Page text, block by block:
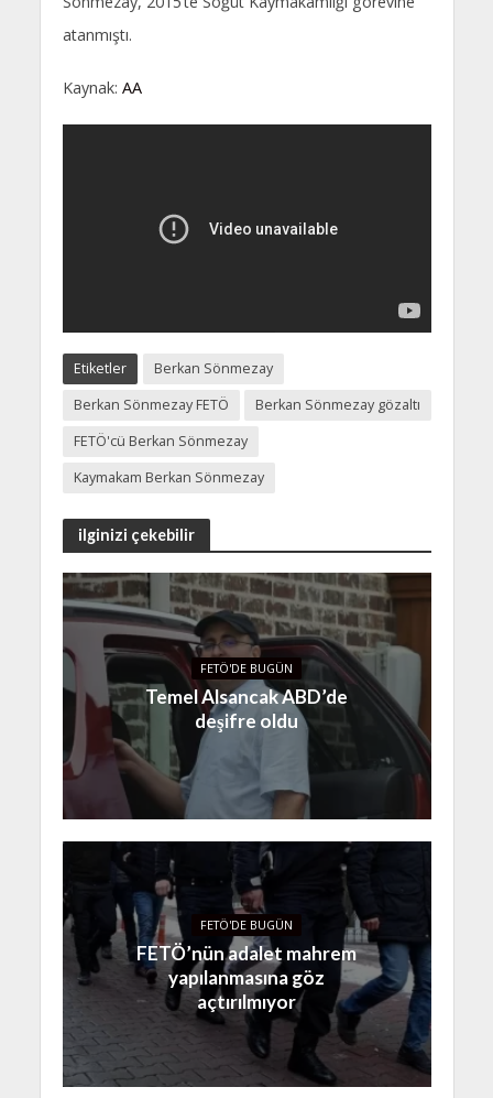
atanmıştı.
Kaynak: AA
Etiketler
Berkan Sönmezay
Berkan Sönmezay FETÖ
Berkan Sönmezay gözaltı
FETÖ'cü Berkan Sönmezay
Kaymakam Berkan Sönmezay
ilginizi çekebilir
FETÖ'DE BUGÜN
Temel Alsancak ABD’de
deşifre oldu
FETÖ'DE BUGÜN
FETÖ’nün adalet mahrem
yapılanmasına göz
açtırılmıyor